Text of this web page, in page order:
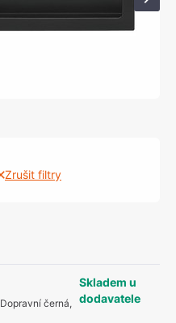
Zrušit filtry
Dopravní černá,
Skladem u
dodavatele